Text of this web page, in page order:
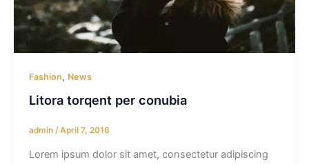
Fashion, News
Litora torqent per conubia
admin /April 7, 2016
Lorem ipsum dolor sit amet, consectetur adipiscing